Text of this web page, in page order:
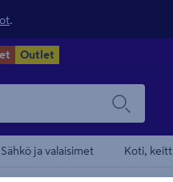
Outlet
Sähkö ja valaisimet Koti,